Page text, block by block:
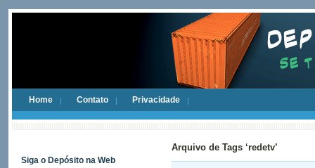
Home Contato Privacidade
Siga o Depósito na Web
Arquivo de Tags ‘redetv’